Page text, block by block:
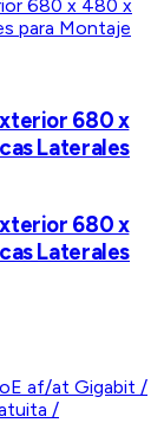
680 x
Laterales
680 x
Laterales